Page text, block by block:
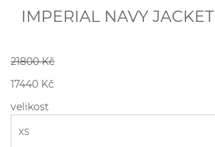
IMPERIAL NAVY JACKET
21800 Kč
17440 Kč
velikost